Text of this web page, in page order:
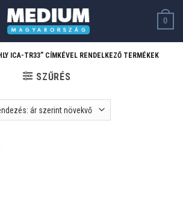
0
ICA-TR33” CÍMKÉVEL RENDELKEZŐ TERMÉKEK
SZŰRÉS